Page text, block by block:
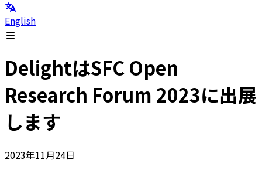
English
DelightはSFC Open
Research Forum 2023に出展
します
2023年11月24日